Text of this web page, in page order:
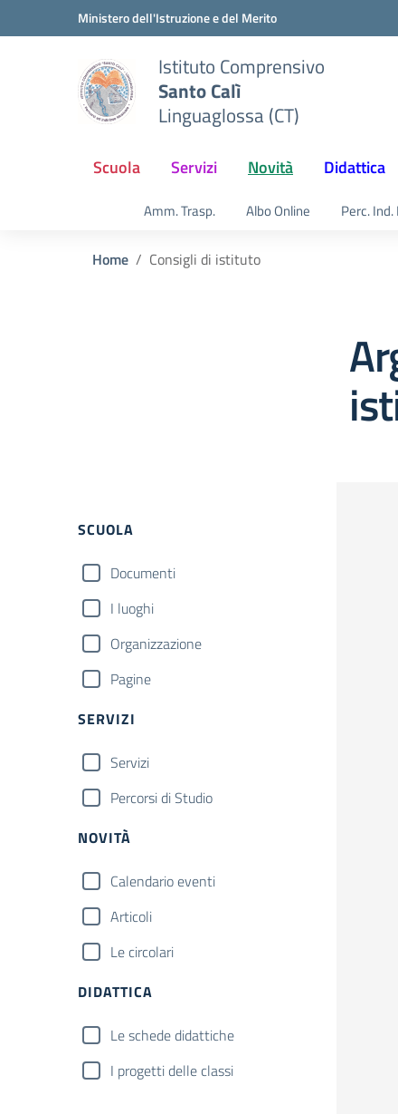
Vai ai contenuti
Vai al menu di navigazioneMinistero dell'Istruzione e del Merito
Istituto Comprensivo
Santo Calì
Linguaglossa (CT)
Scuola Servizi Novità Didattica
Amm. Trasp. Albo Online Perc.
Home Consigli di istituto
Filtri
SCUOLA
Documenti
I luoghi
Organizzazione
Pagine
SERVIZI
Servizi
Percorsi di Studio
NOVITÀ
Calendario eventi
Articoli
Le circolari
DIDATTICA
Le schede didattiche
I progetti delle classi